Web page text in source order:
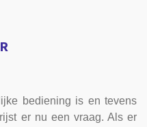
bediening is en tevens
er nu een vraag. Als er